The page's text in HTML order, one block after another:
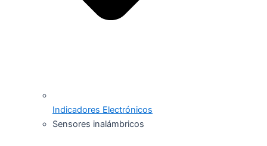
Indicadores Electrónicos
Sensores inalámbricos